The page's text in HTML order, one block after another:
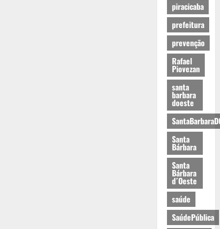
piracicaba
prefeitura
prevenção
Rafael
Piovezan
santa
barbara
doeste
Santa
Bárbara
Santa
Bárbara
d´Oeste
saúde
SaúdePública